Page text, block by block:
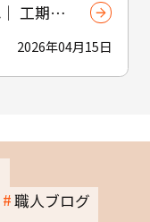
工期・
説2026年04月15日
職人ブログ